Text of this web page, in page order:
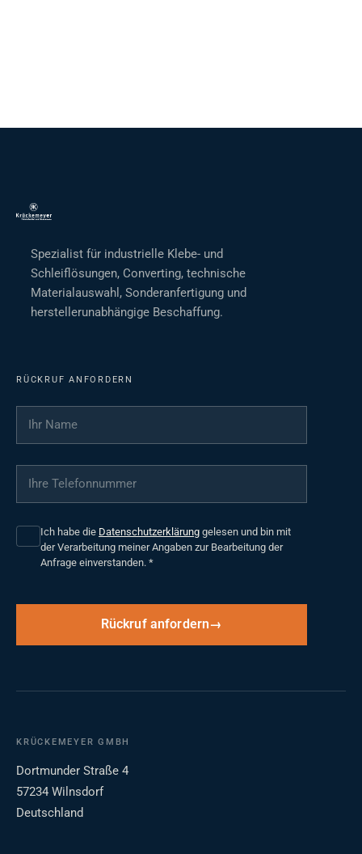
Spezialist für industrielle Klebe- und
Schleiflösungen, Converting, technische
Materialauswahl, Sonderanfertigung und
herstellerunabhängige Beschaffung.
RÜCKRUF ANFORDERN
Ihr Name
Ihre Telefonnummer
Ich habe die Datenschutzerklärung gelesen und bin mit
der Verarbeitung meiner Angaben zur Bearbeitung der
Anfrage einverstanden. *
Rückruf anfordern
KRÜCKEMEYER GMBH
Dortmunder Straße 4
57234 Wilnsdorf
Deutschland